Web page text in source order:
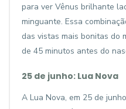
para ver Vênus brilhante
minguante. Essa
das vistas mais bonitas do
de 45 minutos antes do
25 de junho: Lua Nova
A Lua Nova, em 25 de